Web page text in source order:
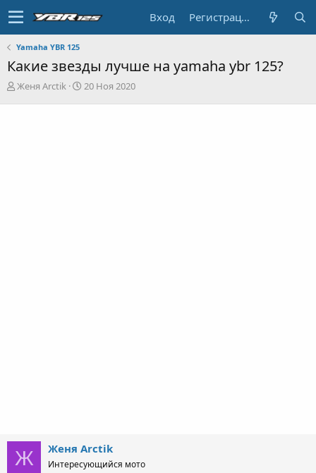
Вход Регистрация
Yamaha YBR 125
Какие звезды лучше на yamaha ybr 125?
А
Женя Arctik
Д
20 Ноя 2020
Ж Женя Arctik
Интересующийся мото